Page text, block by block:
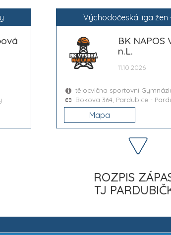
Východočeská liga žen
BK NAPOS
n.L.
11.10.2026
tělocvična sportovní
Bokova 364, Pardubice -
Mapa
ROZPIS
TJ